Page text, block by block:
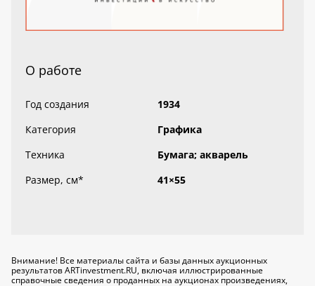
О работе
Год создания
1934
Категория
Графика
Техника
Бумага; акварель
Размер, см* 41×55
Внимание! Все материалы сайта и базы данных аукционных
результатов ARTinvestment.RU, включая иллюстрированные
справочные сведения о проданных на аукционах произведениях,